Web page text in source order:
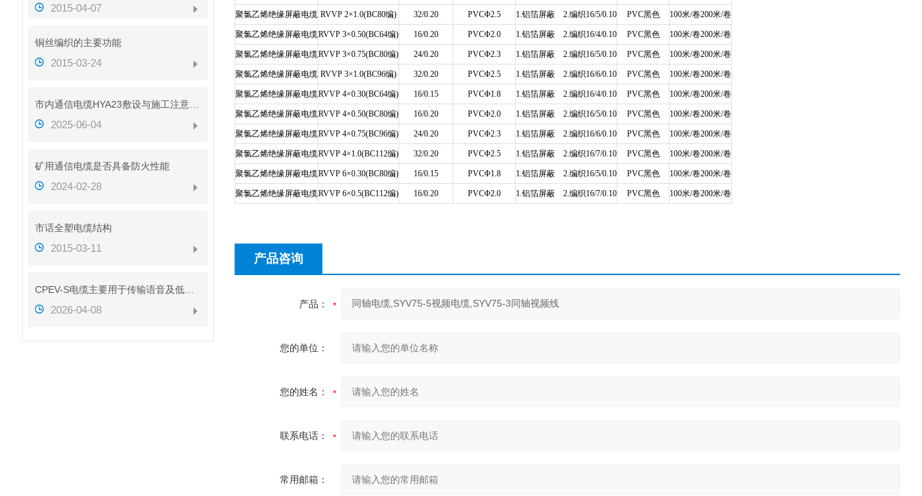
2015-04-07
铜丝编织的主要功能
2015-03-24
2025-06-04
矿用通信电缆是否具备防火性能
2024-02-28
市话全塑电缆结构
2015-03-11
2026-04-08
聚氯乙烯绝缘屏蔽电缆 RVVP 2×1.0(BC80编) 32/0.20 PVCΦ2.5 1.铝箔屏蔽 2.编织16/5/0.10 PVC黑色 100米/卷200米/卷
聚氯乙烯绝缘屏蔽电缆RVVP 3×0.50(BC64编) 16/0.20 PVCΦ2.0 1.铝箔屏蔽 2.编织16/4/0.10 PVC黑色 100米/卷200米/卷
聚氯乙烯绝缘屏蔽电缆RVVP 3×0.75(BC80编) 24/0.20 PVCΦ2.3 1.铝箔屏蔽 2.编织16/5/0.10 PVC黑色 100米/卷200米/卷
聚氯乙烯绝缘屏蔽电缆 RVVP 3×1.0(BC96编) 32/0.20 PVCΦ2.5 1.铝箔屏蔽 2.编织16/6/0.10 PVC黑色 100米/卷200米/卷
聚氯乙烯绝缘屏蔽电缆RVVP 4×0.30(BC64编) 16/0.15 PVCΦ1.8 1.铝箔屏蔽 2.编织16/4/0.10 PVC黑色 100米/卷200米/卷
聚氯乙烯绝缘屏蔽电缆RVVP 4×0.50(BC80编) 16/0.20 PVCΦ2.0 1.铝箔屏蔽 2.编织16/5/0.10 PVC黑色 100米/卷200米/卷
聚氯乙烯绝缘屏蔽电缆RVVP 4×0.75(BC96编) 24/0.20 PVCΦ2.3 1.铝箔屏蔽 2.编织16/6/0.10 PVC黑色 100米/卷200米/卷
聚氯乙烯绝缘屏蔽电缆RVVP 4×1.0(BC112编) 32/0.20 PVCΦ2.5 1.铝箔屏蔽 2.编织16/7/0.10 PVC黑色 100米/卷200米/卷
聚氯乙烯绝缘屏蔽电缆RVVP 6×0.30(BC80编) 16/0.15 PVCΦ1.8 1.铝箔屏蔽 2.编织16/5/0.10 PVC黑色 100米/卷200米/卷
聚氯乙烯绝缘屏蔽电缆RVVP 6×0.5(BC112编) 16/0.20 PVCΦ2.0 1.铝箔屏蔽 2.编织16/7/0.10 PVC黑色 100米/卷200米/卷
产品咨询
产品：
您的单位：
您的姓名：
联系电话：
常用邮箱：